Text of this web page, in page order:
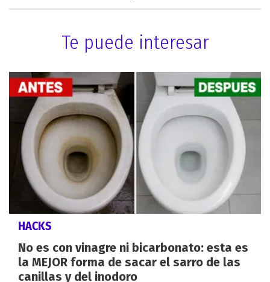
Te puede interesar
HACKS
No es con vinagre ni bicarbonato: esta es
la MEJOR forma de sacar el sarro de las
canillas y del inodoro